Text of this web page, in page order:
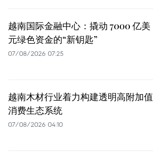
越南国际金融中心：撬动 7000 亿美
元绿色资金的“新钥匙”
07/08/2026 07:25
越南木材行业着力构建透明高附加值
消费生态系统
07/08/2026 04:10